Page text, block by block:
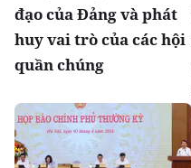
đạo của Đảng và phát
huy vai trò của các hội
quần chúng